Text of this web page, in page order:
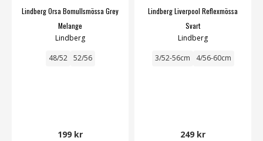
Lindberg Orsa Bomullsmössa Grey
Melange
Lindberg
48/52 52/56
199 kr
Lindberg Liverpool Reflexmössa
Svart
Lindberg
3/52-56cm 4/56-60cm
249 kr